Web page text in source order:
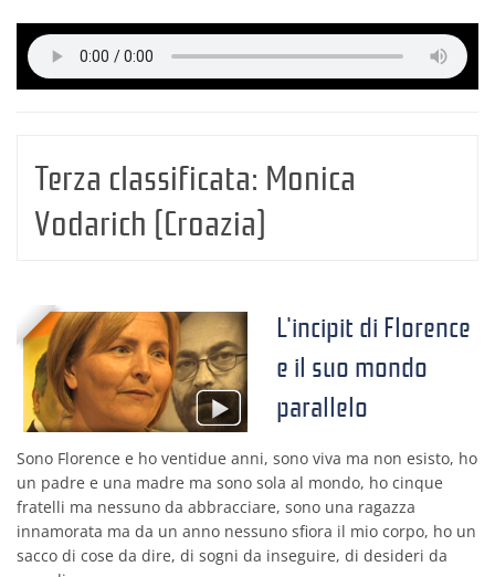
Terza classificata: Monica
Vodarich (Croazia)
L'incipit di Florence
e il suo mondo
parallelo
Sono Florence e ho ventidue anni, sono viva ma non esisto, ho
un padre e una madre ma sono sola al mondo, ho cinque
fratelli ma nessuno da abbracciare, sono una ragazza
innamorata ma da un anno nessuno sfiora il mio corpo, ho un
sacco di cose da dire, di sogni da inseguire, di desideri da